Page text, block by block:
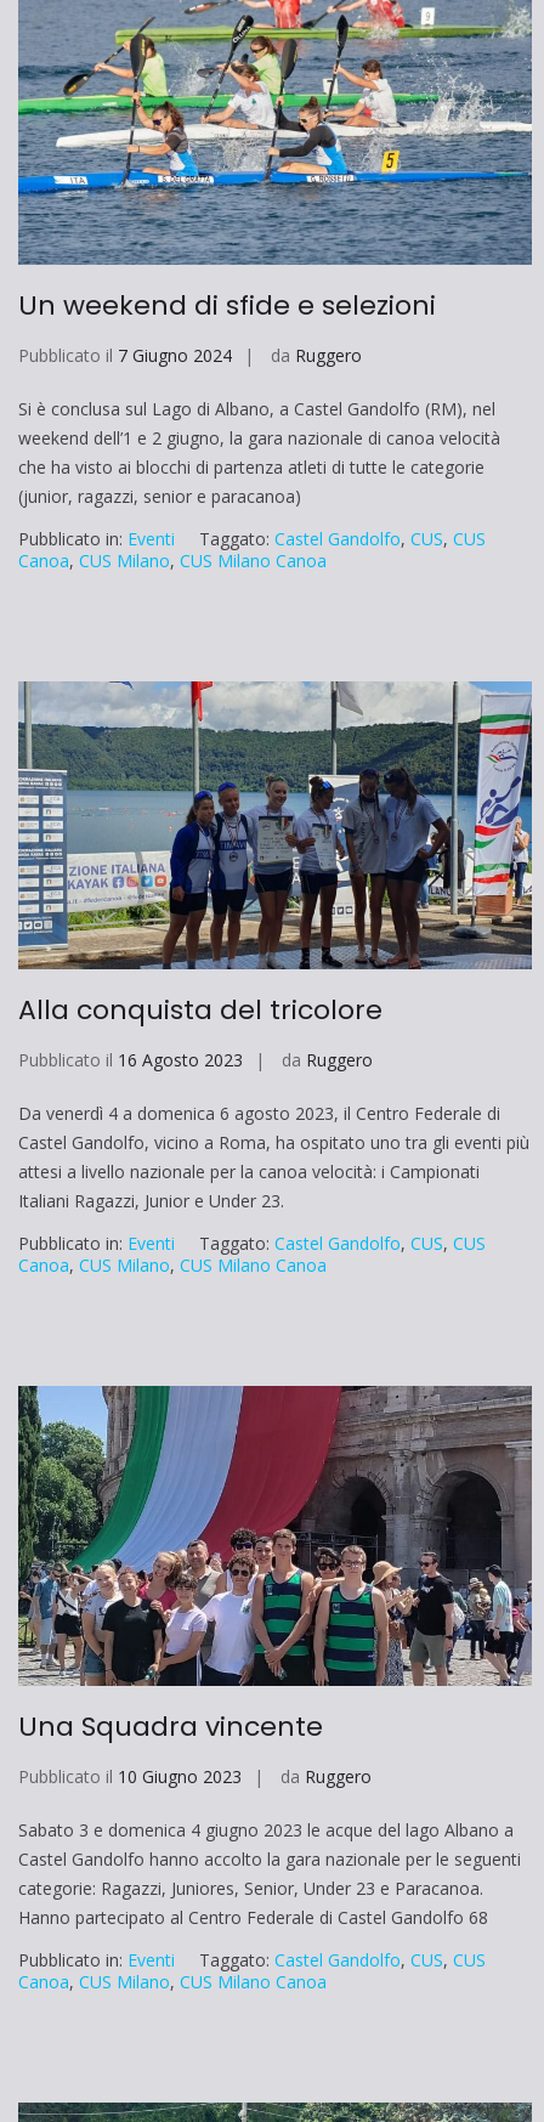
Un weekend di sfide e selezioni
Pubblicato il 7 Giugno 2024 da Ruggero
Si è conclusa sul Lago di Albano, a Castel Gandolfo (RM), nel
weekend dell’1 e 2 giugno, la gara nazionale di canoa velocità
che ha visto ai blocchi di partenza atleti di tutte le categorie
(junior, ragazzi, senior e paracanoa)
Pubblicato in: Eventi Taggato: Castel Gandolfo, CUS, CUS
Canoa, CUS Milano, CUS Milano Canoa
Alla conquista del tricolore
Pubblicato il 16 Agosto 2023 da Ruggero
Da venerdì 4 a domenica 6 agosto 2023, il Centro Federale di
Castel Gandolfo, vicino a Roma, ha ospitato uno tra gli eventi più
attesi a livello nazionale per la canoa velocità: i Campionati
Italiani Ragazzi, Junior e Under 23.
Pubblicato in: Eventi Taggato: Castel Gandolfo, CUS, CUS
Canoa, CUS Milano, CUS Milano Canoa
Una Squadra vincente
Pubblicato il 10 Giugno 2023 da Ruggero
Sabato 3 e domenica 4 giugno 2023 le acque del lago Albano a
Castel Gandolfo hanno accolto la gara nazionale per le seguenti
categorie: Ragazzi, Juniores, Senior, Under 23 e Paracanoa.
Hanno partecipato al Centro Federale di Castel Gandolfo 68
Pubblicato in: Eventi Taggato: Castel Gandolfo, CUS, CUS
Canoa, CUS Milano, CUS Milano Canoa